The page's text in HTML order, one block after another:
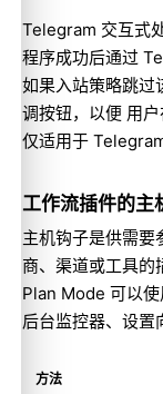
Telegram 交互式
程序成功后通过
如果入站策略跳过
调按钮，以便 用
仅适用于
工作流插件的主
主机钩子是供需要
商、渠道或工具的
Plan Mode 可以使
后台监控器、设置
方法